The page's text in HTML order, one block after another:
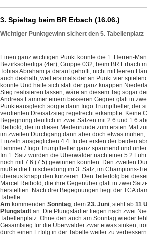
3. Spieltag beim BR Erbach (16.06.)
Wichtiger Punktgewinn sichert den 5. Tabellenplatz
Einen ganz wichtigen Punkt konnte die 1. Herren-
Bezirksoberliga (4er), Gruppe 032, beim BR Erbach
Tobias Abraham ja darauf gehofft, nicht mit leeren
auch deshalb, weil erstmals der an Punkt vier
konnte.Und hätte sich statt der ganz knappen
Sieg realisieren lassen, wäre an diesem Tag sogar
Andreas Lammer einem besseren Gegner glatt in
Punkteausgleich sorgte dann Ingo Trumpfheller, der
verdienten Dreisatzsieg regelrecht erkämpfte. Keine
Begegnung deutlich in zwei Sätzen mit 2:6 und 1:6
Reibold, der in dieser Medenrunde zum ersten Mal
im zweiten Durchgang dann aber doch etwas
Einzeln ausgeglichen 4:4. In der ersten der beiden
Lammer / Ingo Trumpfheller ganz spannend und
Im 1. Satz wurden die Überwälder nach einer 5:2
noch mit 7:6 (7:5) gewinnen konnten. Den zweiten
mußte die Entscheidung im 3. Satz, im Champions-
überaus knapp den kürzeren. Den Teilerfolg bei
Marcel Reibold, die ihre Gegenüber glatt in zwei
herstellten. Nach drei Begegnungen liegt der TCA
Tabelle.
Am kommenden Sonntag, dem 23. Juni, steht ab 11
Pfungstadt an. Die Pfungstädter liegen nach zwei
Tabellenplatz. Ohne den auch am Sonntag wieder
Gesamtsieg für die Überwälder zwar etwas sinken,
durch einen Erfolg in der Tabelle weiter zu